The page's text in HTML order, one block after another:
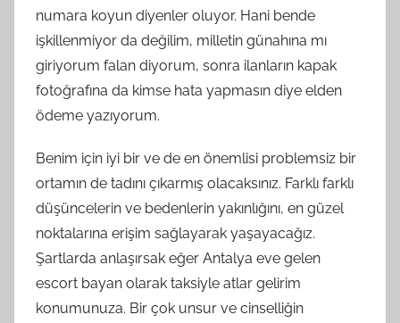
numara koyun diyenler oluyor. Hani bende
işkillenmiyor da değilim, milletin günahına mı
giriyorum falan diyorum, sonra ilanların kapak
fotoğrafına da kimse hata yapmasın diye elden
ödeme yazıyorum.
Benim için iyi bir ve de en önemlisi problemsiz bir
ortamın de tadını çıkarmış olacaksınız. Farklı farklı
düşüncelerin ve bedenlerin yakınlığını, en güzel
noktalarına erişim sağlayarak yaşayacağız.
Şartlarda anlaşırsak eğer Antalya eve gelen
escort bayan olarak taksiyle atlar gelirim
konumunuza. Bir çok unsur ve cinselliğin